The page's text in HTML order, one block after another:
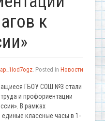
к
. Posted in Новости
ГБОУ СОШ №3 стали
и профориентации
В рамках
классные часы в 1-